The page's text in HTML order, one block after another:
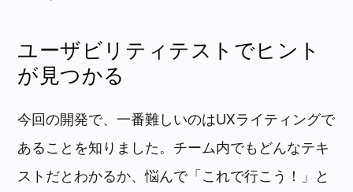
ユーザビリティテストでヒント
が見つかる
今回の開発で、一番難しいのはUXライティングで
あることを知りました。チーム内でもどんなテキ
ストだとわかるか、悩んで「これで行こう！」と